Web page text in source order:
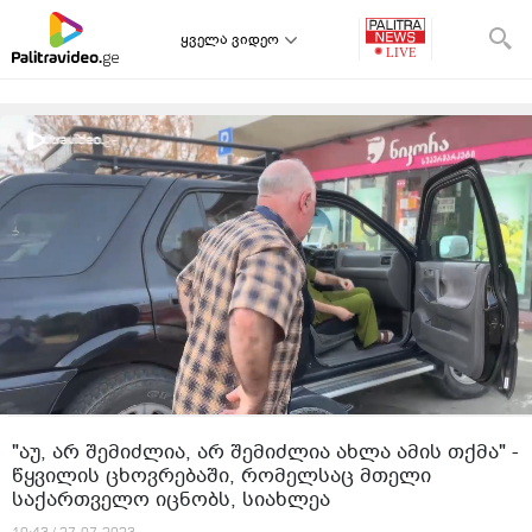
ყველა ვიდეო
"აუ, არ შემიძლია, არ შემიძლია ახლა ამის თქმა" -
წყვილის ცხოვრებაში, რომელსაც მთელი
საქართველო იცნობს, სიახლეა